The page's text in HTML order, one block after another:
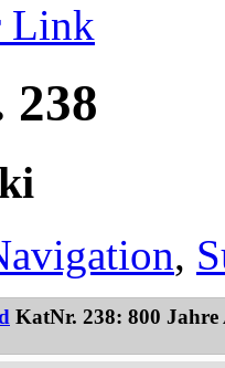
Link
,
KatNr. 238: 800